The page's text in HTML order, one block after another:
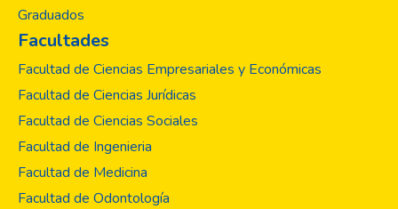
Graduados
Facultades
Facultad de Ciencias Empresariales y Económicas
Facultad de Ciencias Jurídicas
Facultad de Ciencias Sociales
Facultad de Ingenieria
Facultad de Medicina
Facultad de Odontología